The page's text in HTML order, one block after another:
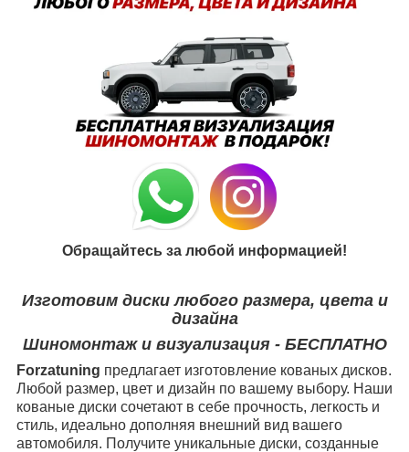
Обращайтесь за любой информацией!
Изготовим диски любого размера, цвета и
дизайна
Шиномонтаж и визуализация - БЕСПЛАТНО
Forzatuning предлагает изготовление кованых дисков.
Любой размер, цвет и дизайн по вашему выбору. Наши
кованые диски сочетают в себе прочность, легкость и
стиль, идеально дополняя внешний вид вашего
автомобиля. Получите уникальные диски, созданные